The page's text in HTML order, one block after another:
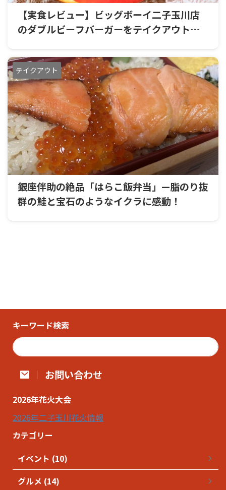
【実食レビュー】ビッグボーイ二子玉川店
のダブルビーフバーガーをテイクアウト！
テイクアウト
銀座伴助の絶品「はらこ飯弁当」—脂のり抜
群の鮭と宝石のようなイクラに感動！
キーワード検索
お問い合わせ
2026年花火大会
2026年二子玉川花火情報
カテゴリー
イベント (10)
グルメ (14)